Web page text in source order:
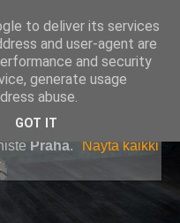
Praha.
Näytä kaikki
to deliver its services
and user-agent are
and security
generate usage
abuse.
GOT IT